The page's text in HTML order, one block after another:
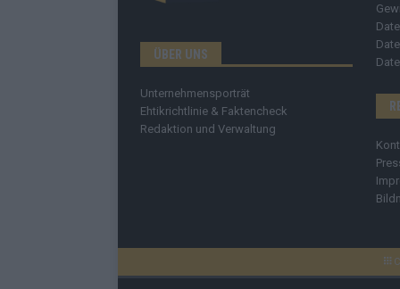
ÜBER UNS
Unternehmensporträt
Ehtikrichtlinie & Faktencheck
Redaktion und Verwaltung